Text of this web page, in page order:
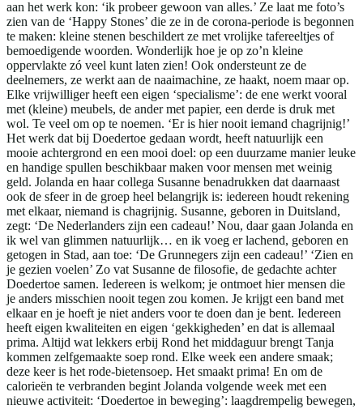
aan het werk kon: ‘ik probeer gewoon van alles.’ Ze laat me foto’s
zien van de ‘Happy Stones’ die ze in de corona-periode is begonnen
te maken: kleine stenen beschildert ze met vrolijke tafereeltjes of
bemoedigende woorden. Wonderlijk hoe je op zo’n kleine
oppervlakte zó veel kunt laten zien! Ook ondersteunt ze de
deelnemers, ze werkt aan de naaimachine, ze haakt, noem maar op.
Elke vrijwilliger heeft een eigen ‘specialisme’: de ene werkt vooral
met (kleine) meubels, de ander met papier, een derde is druk met
wol. Te veel om op te noemen. ‘Er is hier nooit iemand chagrijnig!’
Het werk dat bij Doedertoe gedaan wordt, heeft natuurlijk een
mooie achtergrond en een mooi doel: op een duurzame manier leuke
en handige spullen beschikbaar maken voor mensen met weinig
geld. Jolanda en haar collega Susanne benadrukken dat daarnaast
ook de sfeer in de groep heel belangrijk is: iedereen houdt rekening
met elkaar, niemand is chagrijnig. Susanne, geboren in Duitsland,
zegt: ‘De Nederlanders zijn een cadeau!’ Nou, daar gaan Jolanda en
ik wel van glimmen natuurlijk… en ik voeg er lachend, geboren en
getogen in Stad, aan toe: ‘De Grunnegers zijn een cadeau!’ ‘Zien en
je gezien voelen’ Zo vat Susanne de filosofie, de gedachte achter
Doedertoe samen. Iedereen is welkom; je ontmoet hier mensen die
je anders misschien nooit tegen zou komen. Je krijgt een band met
elkaar en je hoeft je niet anders voor te doen dan je bent. Iedereen
heeft eigen kwaliteiten en eigen ‘gekkigheden’ en dat is allemaal
prima. Altijd wat lekkers erbij Rond het middaguur brengt Tanja
kommen zelfgemaakte soep rond. Elke week een andere smaak;
deze keer is het rode-bietensoep. Het smaakt prima! En om de
calorieën te verbranden begint Jolanda volgende week met een
nieuwe activiteit: ‘Doedertoe in beweging’: laagdrempelig bewegen,